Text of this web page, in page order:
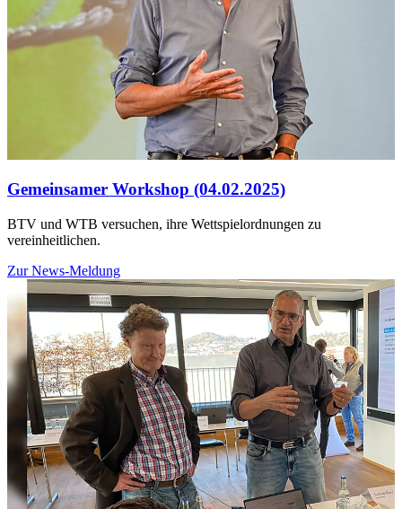
Gemeinsamer Workshop (04.02.2025)
BTV und WTB versuchen, ihre Wettspielordnungen zu
vereinheitlichen.
Zur News-Meldung